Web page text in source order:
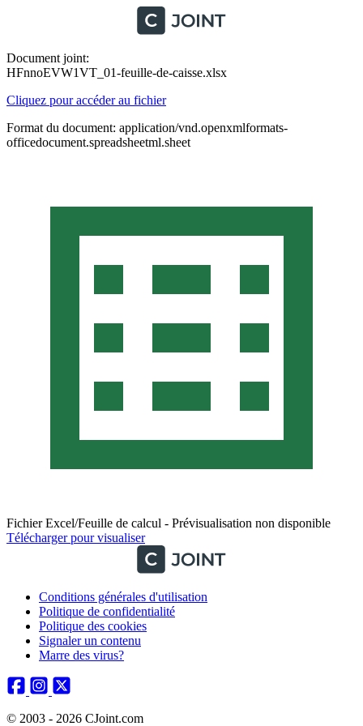
Document joint:
HFnnoEVW1VT_01-feuille-de-caisse.xlsx
Cliquez pour accéder au fichier
Format du document: application/vnd.openxmlformats-
officedocument.spreadsheetml.sheet
Fichier Excel/Feuille de calcul - Prévisualisation non disponible
Télécharger pour visualiser
Conditions générales d'utilisation
Politique de confidentialité
Politique des cookies
Signaler un contenu
Marre des virus?
© 2003 - 2026 CJoint.com